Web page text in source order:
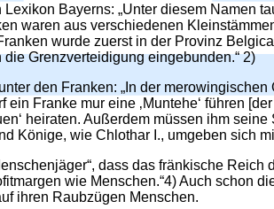
Bayerns: „Unter diesem Namen
waren aus verschiedenen
wurde zuerst in der Provinz
Grenzverteidigung eingebunden.“ 2)
den Franken: „In der
Franke mur eine ‚Muntehe‘ führen
heiraten. Außerdem müssen ihm
Könige, wie Chlothar I., umgeben sich
dass das fränkische
wie Menschen.“4) Auch schon
ihren Raubzügen Menschen.